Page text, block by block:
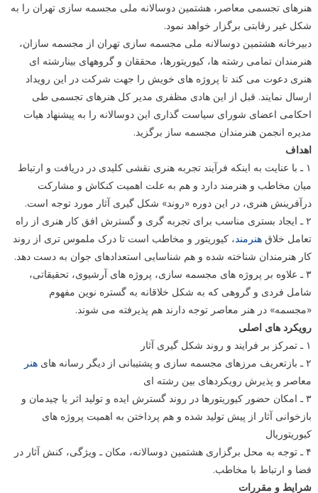
هنرهای تجسمی معاصر، هشتمین دوسالانه ملی مجسمه سازی تهران را به
شکل غیر رقابتی برگزار خواهد نمود.
دبیرخانه هشتمین دوسالانه ملی مجسمه سازی تهران از مجسمه سازان،
هنرمندان تمامی رشته ها، کیوریتورها، محققان و گروههای بینارشته ای
هنری دعوت می کند تا پروژه های خویش را جهت شرکت در این رویداد
ارسال نمایند. قبل از این هادی مظفری مدیر کل هنرهای تجسمی طی
احکامی اعضای شورای سیاست گذاری این دوسالانه را به پیشنهاد هیات
مدیره انجمن هنرمندان مجسمه ساز برگزید.
اهداف
۱ ـ با عنایت به اینکه فرآیند تجربه هنری نقشی کلیدی در دریافت و ارتباط
میان مخاطب و هنرمند دارد و هم به علت اهمیت کنکاش و مشارکت
درآفرینش هنری، در این دوره «روند» شکل گیری آثار مورد توجه است.
۲ ـ ایجاد بستری مناسب برای تجربه گری و گسترش افق کار هنری از راه
تعامل خلاق هنرمند، کیوریتور و مخاطب است تا درک ملموس تری از روند
کار هنرمندان شناخته شده و هم شناسایی استعدادهای جوان به دست دهد.
۳ ـ علاوه بر پروژه های مجسمه سازی، پروژه های آرشیوی، تحقیقاتی،
شامل فردی و گروهی که به شکل خلاقانه به گستره نوین مفهوم
«مجسمه» در هنر معاصر توجه دارند هم پذیرفته می شوند.
رویکرد های اصلی
۱ ـ تمرکز بر فرایند و روند شکل گیری آثار
۲ ـ بازتعریف مرزهای مجسمه سازی و پشتیبانی از دیگر رسانه های
هنر
معاصر و پذیرش رویکردهای بین رشته ای
۳ ـ امکان حضور کیوریتورها در روند گسترش ایده و تولید اثر یا چیدمان و
بازخوانی آثار از پیش تولید شده و هم پرداختن به اهمیت پروژه های
کیوریتوریال
۴ ـ توجه به محل برگزاری هشتمین دوسالانه، مکان ـ ویژگی، کنش آثار در
فضا و ارتباط با مخاطب.
شرایط و مقررات